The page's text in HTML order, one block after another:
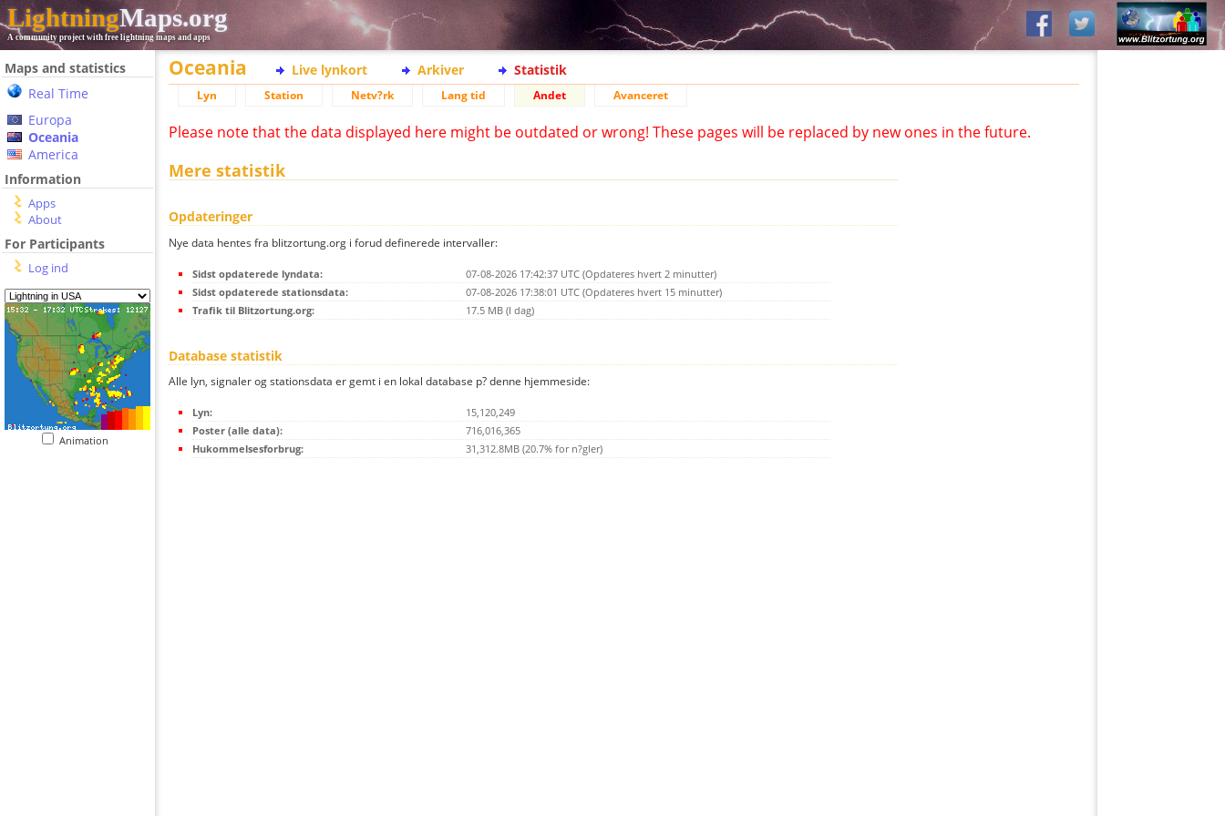
LightningMaps.org
A community project with free lightning maps and apps
Maps and statistics
Real Time
Europa
Oceania
America
Information
Apps
About
For Participants
Log ind
Animation
Oceania Live lynkort Arkiver Statistik
Lyn Station Netv?rk Lang tid Andet Avanceret
Please note that the data displayed here might be outdated or wrong! These pages will be replaced by new ones in the future.
Mere statistik
Opdateringer
Nye data hentes fra blitzortung.org i forud definerede intervaller:
Sidst opdaterede lyndata:
07-08-2026 17:42:37 UTC (Opdateres hvert 2 minutter)
Sidst opdaterede stationsdata:
07-08-2026 17:38:01 UTC (Opdateres hvert 15 minutter)
Trafik til Blitzortung.org:
17.5 MB (I dag)
Database statistik
Alle lyn, signaler og stationsdata er gemt i en lokal database p? denne hjemmeside:
Lyn:
15,120,249
Poster (alle data):
716,016,365
Hukommelsesforbrug:
31,312.8MB (20.7% for n?gler)